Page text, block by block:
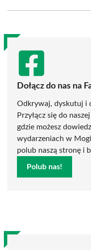
(Twitter)
Dołącz do nas na
Odkrywaj, dyskutuj i
Przyłącz się do
gdzie możesz
wydarzeniach w
polub naszą stronę i
Polub nas!